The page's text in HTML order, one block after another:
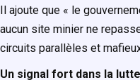
Il ajoute que « le
aucun site minier ne
circuits parallèles et
Un signal fort dans la